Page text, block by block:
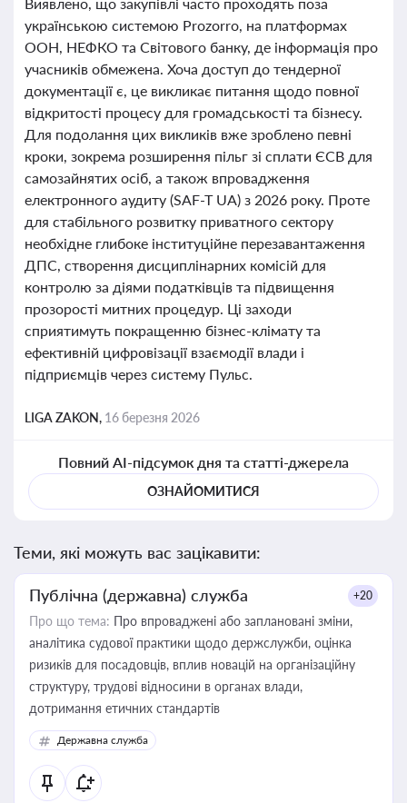
українською системою Prozorro, на платформах
ООН, НЕФКО та Світового банку, де інформація про
учасників обмежена. Хоча доступ до тендерної
документації є, це викликає питання щодо повної
відкритості процесу для громадськості та бізнесу.
Для подолання цих викликів вже зроблено певні
кроки, зокрема розширення пільг зі сплати ЄСВ для
самозайнятих осіб, а також впровадження
електронного аудиту (SAF-T UA) з 2026 року. Проте
для стабільного розвитку приватного сектору
необхідне глибоке інституційне перезавантаження
ДПС, створення дисциплінарних комісій для
контролю за діями податківців та підвищення
прозорості митних процедур. Ці заходи
сприятимуть покращенню бізнес-клімату та
ефективній цифровізації взаємодії влади і
підприємців через систему Пульс.
LIGA ZAKON, 16 березня 2026
Повний AI-підсумок дня та статті-джерела
ОЗНАЙОМИТИСЯ
Теми, які можуть вас зацікавити:
Публічна (державна) служба +20
Про що тема: Про впроваджені або заплановані зміни,
аналітика судової практики щодо держслужби, оцінка
ризиків для посадовців, вплив новацій на організаційну
структуру, трудові відносини в органах влади,
дотримання етичних стандартів
Державна служба